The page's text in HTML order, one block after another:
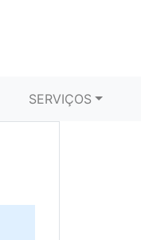
SERVIÇOS